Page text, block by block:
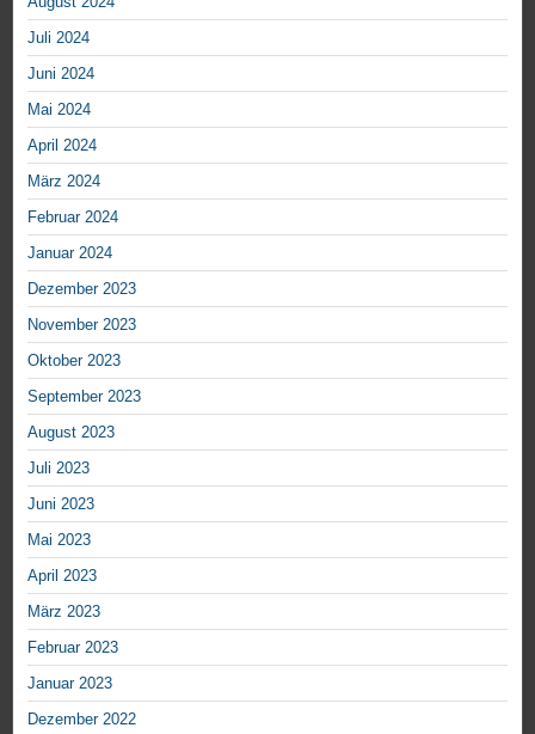
Juli 2024
Juni 2024
Mai 2024
April 2024
März 2024
Februar 2024
Januar 2024
Dezember 2023
November 2023
Oktober 2023
September 2023
August 2023
Juli 2023
Juni 2023
Mai 2023
April 2023
März 2023
Februar 2023
Januar 2023
Dezember 2022